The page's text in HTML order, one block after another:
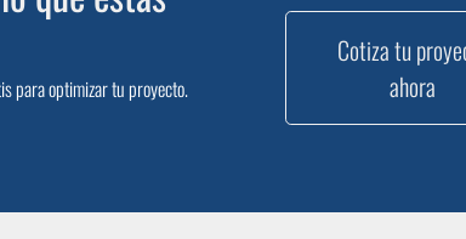
para optimizar tu proyecto.
Cotiza tu
ahora